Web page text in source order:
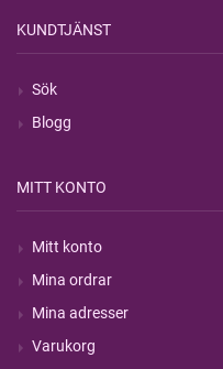
KUNDTJÄNST
Sök
Blogg
MITT KONTO
Mitt konto
Mina ordrar
Mina adresser
Varukorg